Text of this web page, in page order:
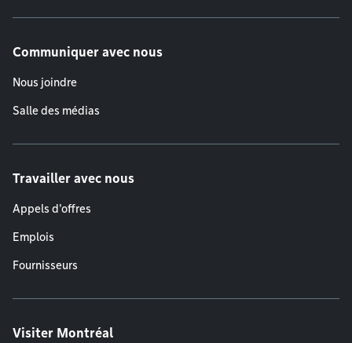
Communiquer avec nous
Nous joindre
Salle des médias
Travailler avec nous
Appels d'offres
Emplois
Fournisseurs
Visiter Montréal